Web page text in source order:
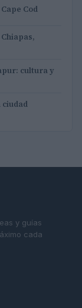
Cod
cultura y
ciudad
y guías
cada